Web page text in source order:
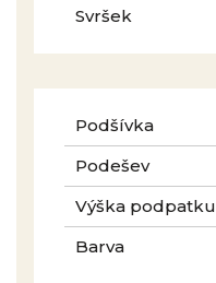
Svršek
Podšívka
Podešev
Výška podpatku
Barva